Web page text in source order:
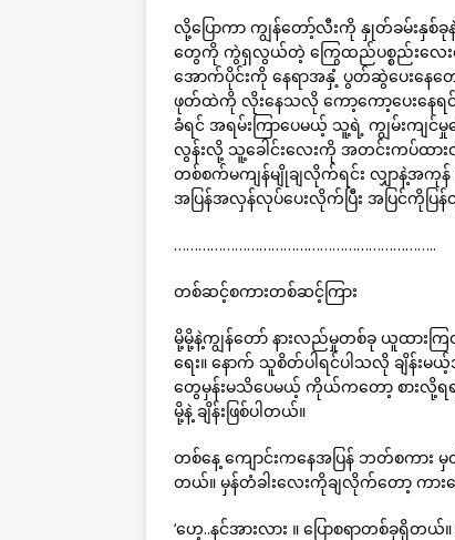
လို့ပြောကာ ကျွန်တော့်လီးကို နှုတ်ခမ်း
တွေကို ကွဲရှလွယ်တဲ့ ကြွေထည်ပစ္စည်းလေး
အောက်ပိုင်းကို နေရာအနှံ့ ပွတ်ဆွဲပေးနေတ
ဖုတ်ထဲကို လိုးနေသလို ကော့ကော့ပေးနေရ
ခံရင် အရမ်းကြာပေမယ့် သူ့ရဲ့ ကျွမ်းကျင်
လွန်းလို့ သူ့ခေါင်းလေးကို အတင်းကပ်ထ
တစ်စက်မကျန်မျိုချလိုက်ရင်း လျှာနဲ့အကု
အပြန်အလှန်လုပ်ပေးလိုက်ပြီး အပြင်ကိုပြ
………………………………………………………..
တစ်ဆင့်စကားတစ်ဆင့်ကြား
မို့မို့နဲ့ကျွန်တော် နားလည်မှုတစ်ခု ယူထား
ရေး။ နောက် သူစိတ်ပါရင်ပါသလို ချိန်
တွေမှန်းမသိပေမယ့် ကိုယ်ကတော့ စားလို့ရ
မို့နဲ့ ချိန်းဖြစ်ပါတယ်။
တစ်နေ့ ကျောင်းကနေအပြန် ဘတ်စကား
တယ်။ မှန်တံခါးလေးကိုချလိုက်တော့ ကား
‘ဟေ့..နင်အားလား ။ ပြောစရာတစ်ခုရှိတ